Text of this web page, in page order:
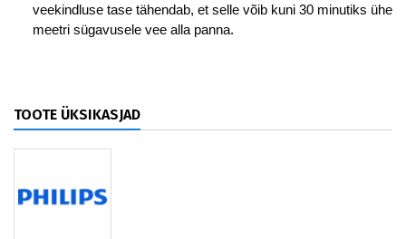
veekindluse tase tähendab, et selle võib kuni 30 minutiks ühe
meetri sügavusele vee alla panna.
TOOTE ÜKSIKASJAD